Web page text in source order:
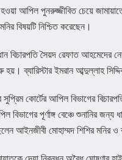
হওয়া আপিল পুনরুজ্জীবিত চেয়ে
বিষয়টি নিশ্চিত করেছেন।
বিচারপতি সৈয়দ রেফাত
ব্যারিস্টার ইমরান আব্দুল্লাহ
কোর্টের আপিল বিভাগের
পূর্ণাঙ্গ বেঞ্চে শুনানির
আইনজীবী মোহাম্মদ শিশির মনির ও